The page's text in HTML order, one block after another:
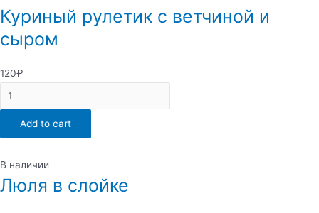
Куриный рулетик с ветчиной и
сыром
120₽
Куриный
рулетик
и
сыром
Add to cart
В наличии
Люля в слойке